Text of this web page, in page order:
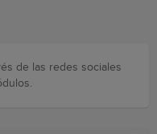
de las redes sociales